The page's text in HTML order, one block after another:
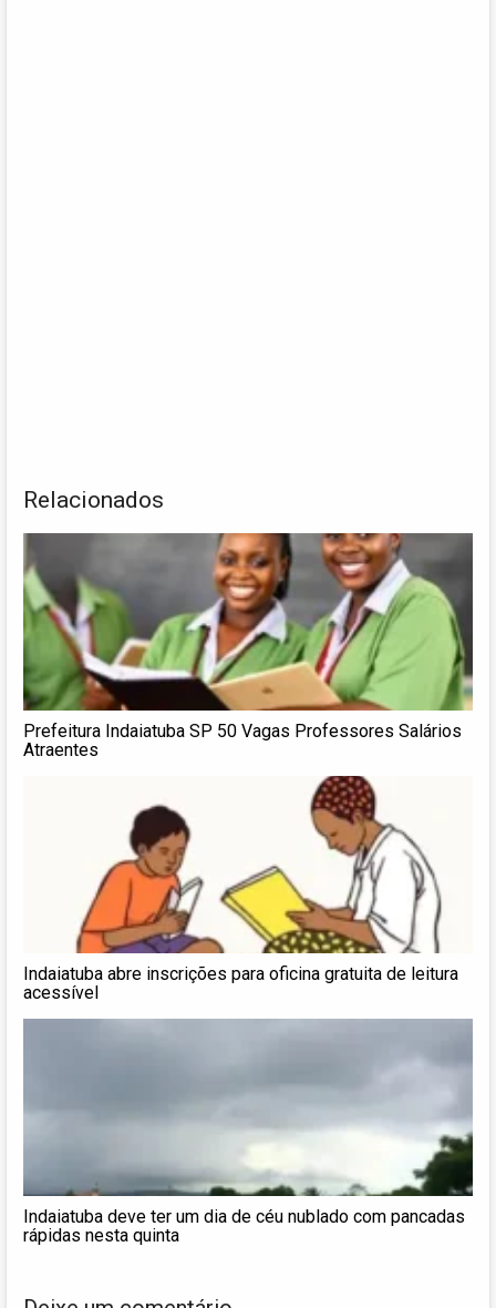
Relacionados
Prefeitura Indaiatuba SP 50 Vagas Professores Salários
Atraentes
Indaiatuba abre inscrições para oficina gratuita de leitura
acessível
Indaiatuba deve ter um dia de céu nublado com pancadas
rápidas nesta quinta